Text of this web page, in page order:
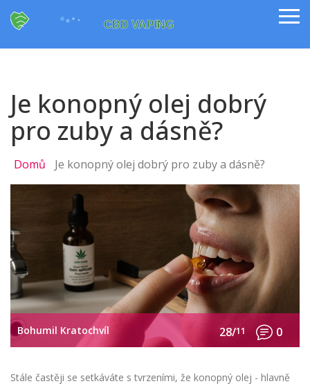
Je konopný olej dobrý
pro zuby a dásně?
Domů Je konopný olej dobrý pro zuby a dásně?
Bohumil Kratochvíl 28/11 0
Stále častěji se setkáváte s tvrzeními, že konopný olej - hlavně